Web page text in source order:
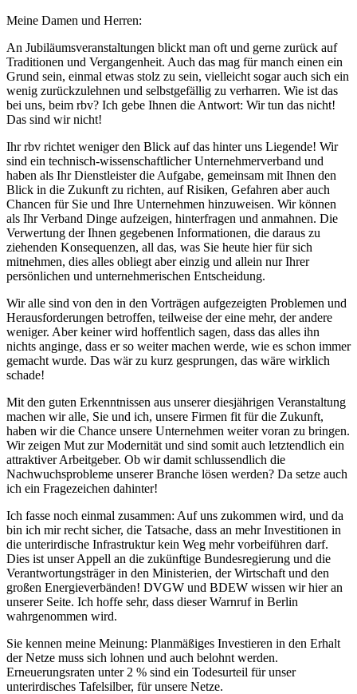
Meine Damen und Herren:
An Jubiläumsveranstaltungen blickt man oft und gerne zurück auf
Traditionen und Vergangenheit. Auch das mag für manch einen ein
Grund sein, einmal etwas stolz zu sein, vielleicht sogar auch sich ein
wenig zurückzulehnen und selbstgefällig zu verharren. Wie ist das
bei uns, beim rbv? Ich gebe Ihnen die Antwort: Wir tun das nicht!
Das sind wir nicht!
Ihr rbv richtet weniger den Blick auf das hinter uns Liegende! Wir
sind ein technisch-wissenschaftlicher Unternehmerverband und
haben als Ihr Dienstleister die Aufgabe, gemeinsam mit Ihnen den
Blick in die Zukunft zu richten, auf Risiken, Gefahren aber auch
Chancen für Sie und Ihre Unternehmen hinzuweisen. Wir können
als Ihr Verband Dinge aufzeigen, hinterfragen und anmahnen. Die
Verwertung der Ihnen gegebenen Informationen, die daraus zu
ziehenden Konsequenzen, all das, was Sie heute hier für sich
mitnehmen, dies alles obliegt aber einzig und allein nur Ihrer
persönlichen und unternehmerischen Entscheidung.
Wir alle sind von den in den Vorträgen aufgezeigten Problemen und
Herausforderungen betroffen, teilweise der eine mehr, der andere
weniger. Aber keiner wird hoffentlich sagen, dass das alles ihn
nichts anginge, dass er so weiter machen werde, wie es schon immer
gemacht wurde. Das wär zu kurz gesprungen, das wäre wirklich
schade!
Mit den guten Erkenntnissen aus unserer diesjährigen Veranstaltung
machen wir alle, Sie und ich, unsere Firmen fit für die Zukunft,
haben wir die Chance unsere Unternehmen weiter voran zu bringen.
Wir zeigen Mut zur Modernität und sind somit auch letztendlich ein
attraktiver Arbeitgeber. Ob wir damit schlussendlich die
Nachwuchsprobleme unserer Branche lösen werden? Da setze auch
ich ein Fragezeichen dahinter!
Ich fasse noch einmal zusammen: Auf uns zukommen wird, und da
bin ich mir recht sicher, die Tatsache, dass an mehr Investitionen in
die unterirdische Infrastruktur kein Weg mehr vorbeiführen darf.
Dies ist unser Appell an die zukünftige Bundesregierung und die
Verantwortungsträger in den Ministerien, der Wirtschaft und den
großen Energieverbänden! DVGW und BDEW wissen wir hier an
unserer Seite. Ich hoffe sehr, dass dieser Warnruf in Berlin
wahrgenommen wird.
Sie kennen meine Meinung: Planmäßiges Investieren in den Erhalt
der Netze muss sich lohnen und auch belohnt werden.
Erneuerungsraten unter 2 % sind ein Todesurteil für unser
unterirdisches Tafelsilber, für unsere Netze.